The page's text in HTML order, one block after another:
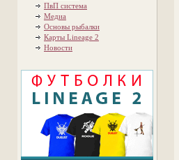
ПвП система
Медиа
Основы рыбалки
Карты Lineage 2
Новости